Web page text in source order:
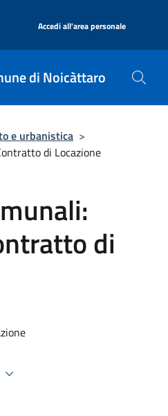
Accedi all'area personale
di Noicàttaro
e urbanistica >
di Locazione
di